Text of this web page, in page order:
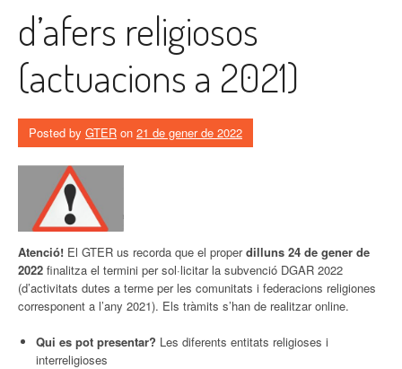
d’afers religiosos
(actuacions a 2021)
Posted by GTER on 21 de gener de 2022
Atenció! El GTER us recorda que el properdilluns 24 de gener de
2022 finalitza el termini per sol·licitar la subvenció DGAR 2022
(d’activitats dutes a terme per les comunitats i federacions religiones
corresponent a l’any 2021). Els tràmits s’han de realitzar online.
Qui es pot presentar? Les diferents entitats religioses i
interreligioses